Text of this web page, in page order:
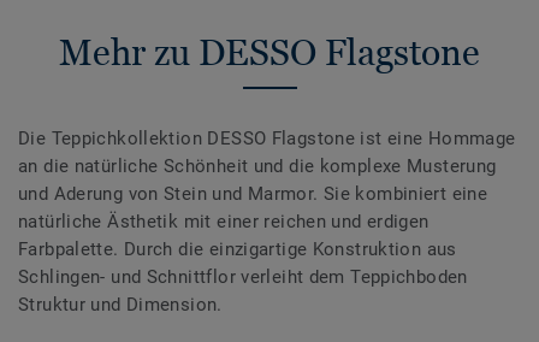
Mehr zu DESSO Flagstone
Die Teppichkollektion DESSO Flagstone ist eine Hommage
an die natürliche Schönheit und die komplexe Musterung
und Aderung von Stein und Marmor. Sie kombiniert eine
natürliche Ästhetik mit einer reichen und erdigen
Farbpalette. Durch die einzigartige Konstruktion aus
Schlingen- und Schnittflor verleiht dem Teppichboden
Struktur und Dimension.